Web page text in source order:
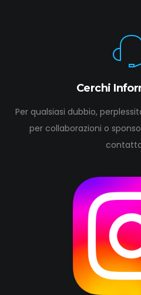
Cerchi
Per qualsiasi dubbio,
per collaborazioni o